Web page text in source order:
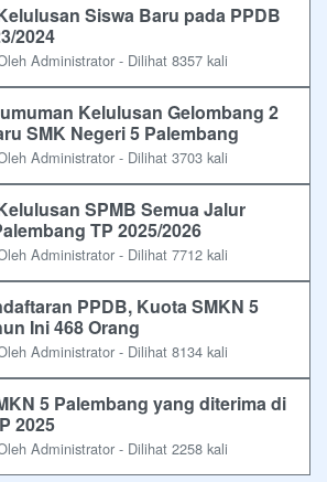
Siswa Baru pada PPDB
2024
Administrator - Dilihat 8357 kali
Kelulusan Gelombang 2
SMK Negeri 5 Palembang
Administrator - Dilihat 3703 kali
SPMB Semua Jalur
TP 2025/2026
Administrator - Dilihat 7712 kali
PPDB, Kuota SMKN 5
Ini 468 Orang
Administrator - Dilihat 8134 kali
5 Palembang yang diterima di
2025
Administrator - Dilihat 2258 kali